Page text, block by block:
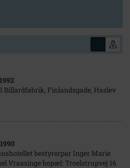
Billardfabrik, Finlandsgade, Haslev
bestyrerpar Inger Marie
Vraasinge bopæl: Troelstrupvej 16